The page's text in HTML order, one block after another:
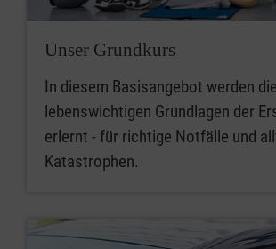
Unser Grundkurs
In diesem Basisangebot werden die
lebenswichtigen Grundlagen der
erlernt - für richtige Notfälle und
Katastrophen.